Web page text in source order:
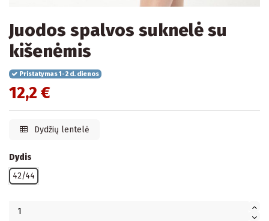
Juodos spalvos suknelė su
kišenėmis
Pristatymas 1-2 d. dienos
12,2 €
Dydžių lentelė
Dydis
42/44